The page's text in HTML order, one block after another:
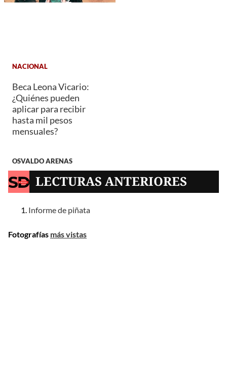
NACIONAL
Beca Leona Vicario:
¿Quiénes pueden
aplicar para recibir
hasta mil pesos
mensuales?
OSVALDO ARENAS
LECTURAS ANTERIORES
Informe de piñata
Fotografías más vistas